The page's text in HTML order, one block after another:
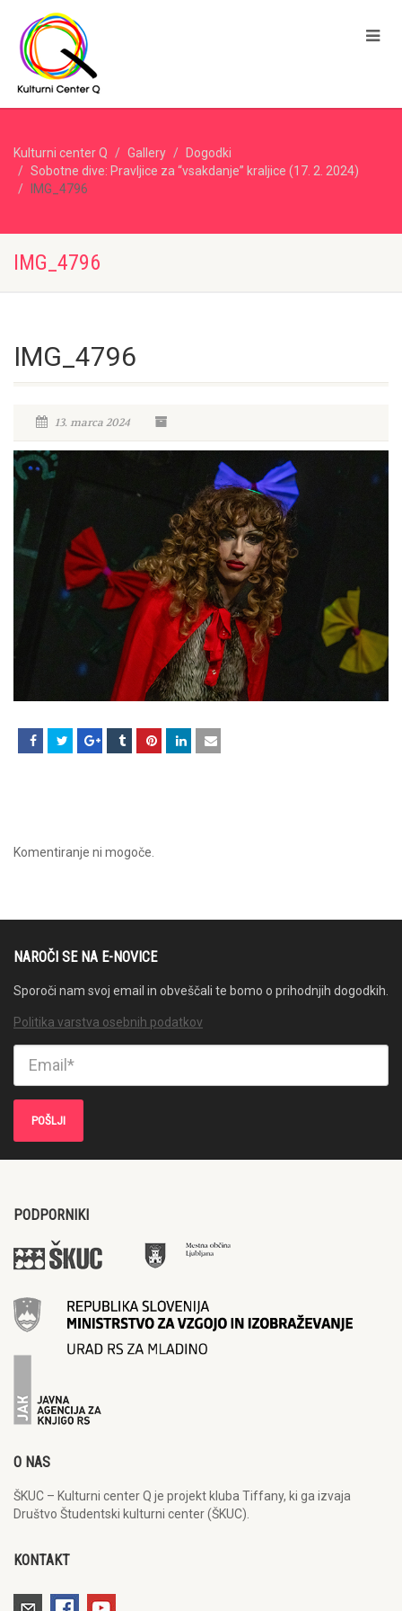
Kulturni center Q Gallery
Dogodki
Sobotne dive: Pravljice za “vsakdanje” kraljice (17. 2. 2024)
IMG_4796
IMG_4796
IMG_4796
13. marca 2024
Komentiranje ni mogoče.
NAROČI SE NA E-NOVICE
Sporoči nam svoj email in obveščali te bomo o prihodnjih dogodkih.
Politika varstva osebnih podatkov
PODPORNIKI
O NAS
ŠKUC – Kulturni center Q je projekt kluba Tiffany, ki ga izvaja
Društvo Študentski kulturni center (ŠKUC).
KONTAKT